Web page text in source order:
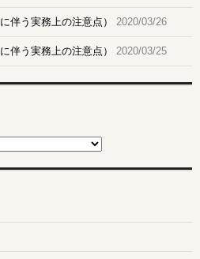
伴う実務上の注意点） 2020/03/26
伴う実務上の注意点） 2020/03/25